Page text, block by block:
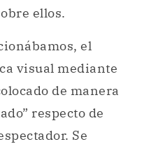
ellos.
el
visual mediante
de manera
respecto de
Se